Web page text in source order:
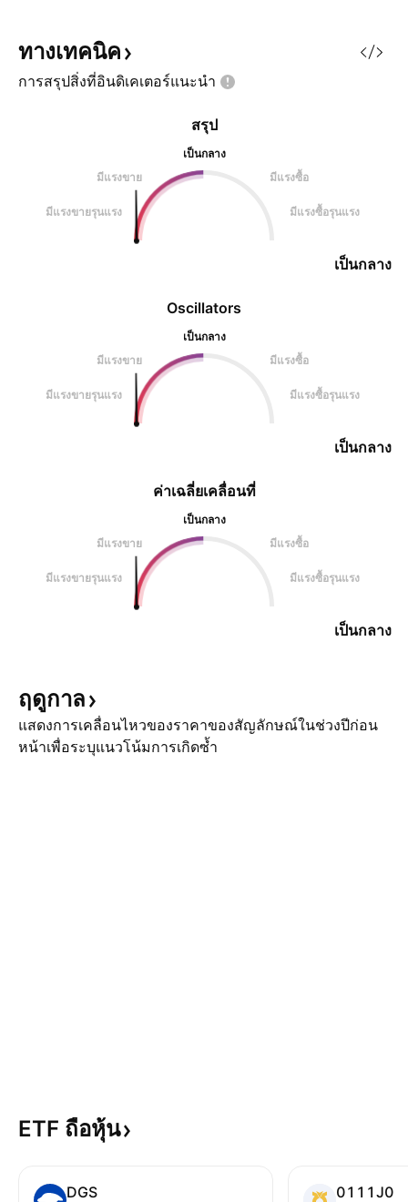
ทางเทคนิค
การสรุปสิ่งที่อินดิเคเตอร์แนะนำ
Oscillators
เป็นกลาง
มีแรงขาย
มีแรงซื้อ
มีแรงขายรุนแรง มีแรงซื้อรุนแรง
เป็นกลาง
สรุป
เป็นกลาง
มีแรงขาย
มีแรงซื้อ
มีแรงขายรุนแรง มีแรงซื้อรุนแรง
เป็นกลาง
ค่าเฉลี่ยเคลื่อนที่
เป็นกลาง
มีแรงขาย
มีแรงซื้อ
มีแรงขายรุนแรง มีแรงซื้อรุนแรง
เป็นกลาง
ฤดูกาล
แสดงการเคลื่อนไหวของราคาของสัญลักษณ์ในช่วงปีก่อน
หน้าเพื่อระบุแนวโน้มการเกิดซ้ำ
ETF ถือหุ้น
DGS 0111J0